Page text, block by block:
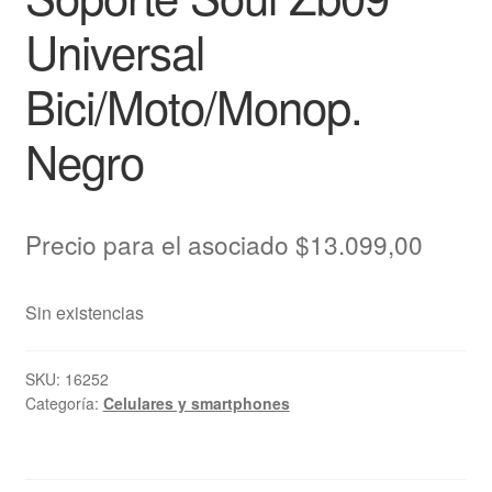
Universal
Bici/Moto/Monop.
Negro
Precio para el asociado $13.099,00
Sin existencias
SKU: 16252
Categoría: Celulares y smartphones